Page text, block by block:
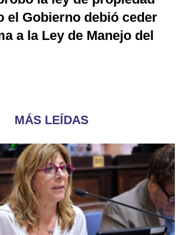
el Gobierno debió ceder
a la Ley de Manejo del
MÁS LEÍDAS